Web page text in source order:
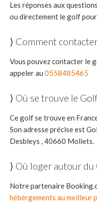
Les réponses aux
ou directement le golf
⟩ Comment
Vous pouvez contacter le
appeler au 0558485465
⟩ Où se trouve le
Ce golf se trouve en
Son adresse précise est
Desbleys , 40660 Moliets.
⟩ Où loger autour
Notre partenaire
hébérgements au meilleur